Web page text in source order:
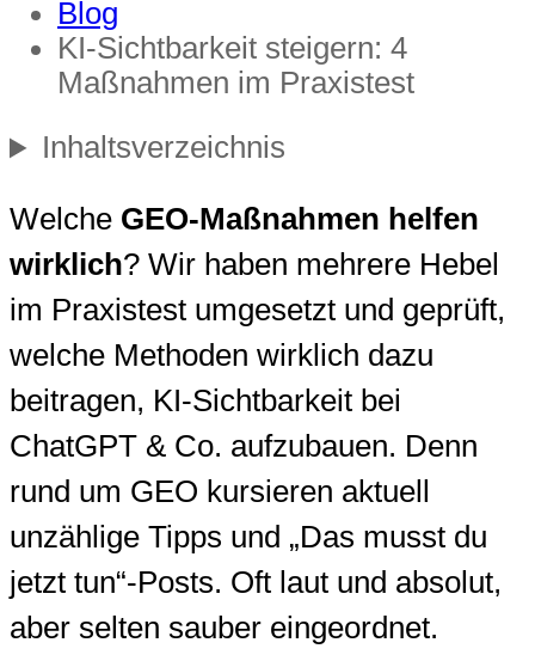
Blog
KI-Sichtbarkeit steigern: 4
Maßnahmen im Praxistest
Inhaltsverzeichnis
Welche GEO-Maßnahmen helfen
wirklich? Wir haben mehrere Hebel
im Praxistest umgesetzt und geprüft,
welche Methoden wirklich dazu
beitragen, KI-Sichtbarkeit bei
ChatGPT & Co. aufzubauen. Denn
rund um GEO kursieren aktuell
unzählige Tipps und „Das musst du
jetzt tun“-Posts. Oft laut und absolut,
aber selten sauber eingeordnet.